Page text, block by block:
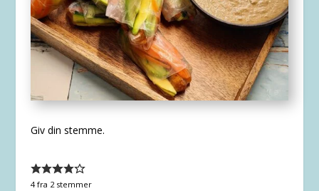
Giv din stemme.
4fra 2stemmer